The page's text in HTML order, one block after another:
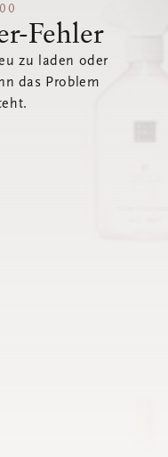
Fehler
zu laden oder
das Problem